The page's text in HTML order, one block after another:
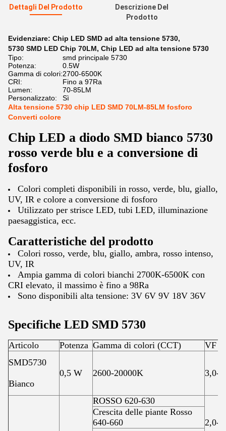
Dettagli Del Prodotto
Descrizione Del
Prodotto
Evidenziare: Chip LED SMD ad alta tensione 5730,
5730 SMD LED Chip 70LM, Chip LED ad alta tensione 5730
Tipo:
smd principale 5730
Potenza:
0.5W
Gamma di colori:2700-6500K
CRI:
Fino a 97Ra
Lumen:
70-85LM
Personalizzato:
Sì
Alta tensione 5730 chip LED SMD 70LM-85LM fosforo
Converti colore
Chip LED a diodo SMD bianco 5730
rosso verde blu e a conversione di
fosforo
Colori completi disponibili in rosso, verde, blu, giallo,
UV, IR e colore a conversione di fosforo
Utilizzato per strisce LED, tubi LED, illuminazione
paesaggistica, ecc.
Caratteristiche del prodotto
Colori rosso, verde, blu, giallo, ambra, rosso intenso,
UV, IR
Ampia gamma di colori bianchi 2700K-6500K con
CRI elevato, il massimo è fino a 98Ra
Sono disponibili alta tensione: 3V 6V 9V 18V 36V
Specifiche LED SMD 5730
Articolo Potenza Gamma di colori (CCT)
VF
SMD5730
Bianco
0,5 W 2600-20000K 3,0-
ROSSO 620-630
2,0-
Crescita delle piante Rosso
640-660